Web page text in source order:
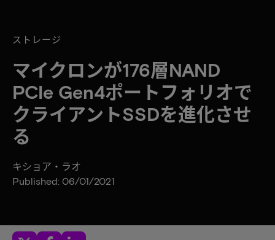
ストレージ
マイクロンが176層NAND
PCIe Gen4ポートフォリオで
クライアントSSDを進化させ
る
キショア・ラオ
Published: 06/01/2021